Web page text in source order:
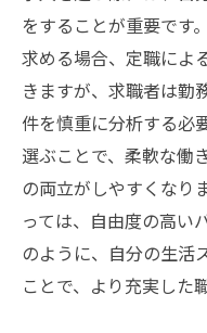
求人情報が
バイトの求
求人市場分
バイト求人
求人を見通
求人市場で
正社員の求人が
求人情報が
をすることが重要です
求める場合、定職によ
きますが、求職者は勤
件を慎重に分析する必
選ぶことで、柔軟な働
の両立がしやすくなり
っては、自由度の高い
のように、自分の生活
ことで、より充実した